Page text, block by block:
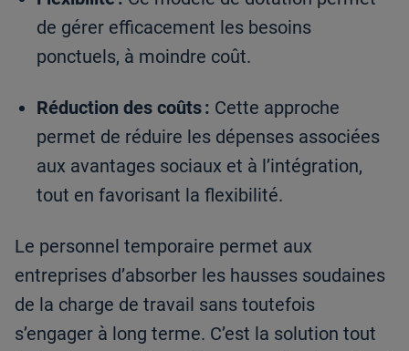
de gérer efficacement les besoins
ponctuels, à moindre coût.
Réduction des coûts : Cette approche
permet de réduire les dépenses associées
aux avantages sociaux et à l’intégration,
tout en favorisant la flexibilité.
Le personnel temporaire permet aux
entreprises d’absorber les hausses soudaines
de la charge de travail sans toutefois
s’engager à long terme. C’est la solution tout